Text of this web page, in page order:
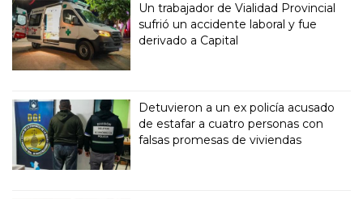
Un trabajador de Vialidad Provincial
sufrió un accidente laboral y fue
derivado a Capital
Detuvieron a un ex policía acusado
de estafar a cuatro personas con
falsas promesas de viviendas